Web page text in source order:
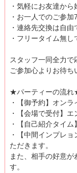
・気軽にお友達から
・お一人でのご参加
・連絡先交換は自
・フリータイム無
スタッフ一同全力
ご参加心よりお待ち
★パーティーの流
・【御予約】オンラ
・【会場で受付】
・【自己紹介タイ
・【中間インプレ
ただきます。
また、相手の好意
す。